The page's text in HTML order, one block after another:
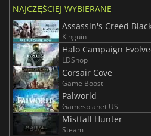
NAJCZĘŚCIEJ WYBIERANE
Assassin's Creed
Kinguin
Halo Campaign
LDShop
Corsair Cove
Game Boost
Palworld
Gamesplanet US
Mistfall Hunter
Steam